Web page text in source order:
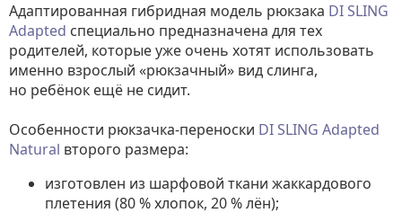
Адаптированная гибридная модель рюкзака DI SLING
Adapted специально предназначена для тех
родителей, которые уже очень хотят использовать
именно взрослый «рюкзачный» вид слинга,
но ребёнок ещё не сидит.
Особенности рюкзачка-переноски DI SLING Adapted
Natural второго размера:
изготовлен из шарфовой ткани жаккардового
плетения (80 % хлопок, 20 % лён);